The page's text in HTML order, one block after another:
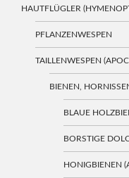
HAUTFLÜGLER
PFLANZENWESPEN
TAILLENWESPEN
BIENEN,
BLAUE
BORSTIGE
HONIGBIENEN